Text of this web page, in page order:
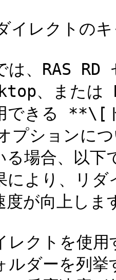
イレクトの
は、RAS
、または
できる **\[
ションにつ
る場合、以
により、リ
度が向上しま
レクトを使
ルダーを列